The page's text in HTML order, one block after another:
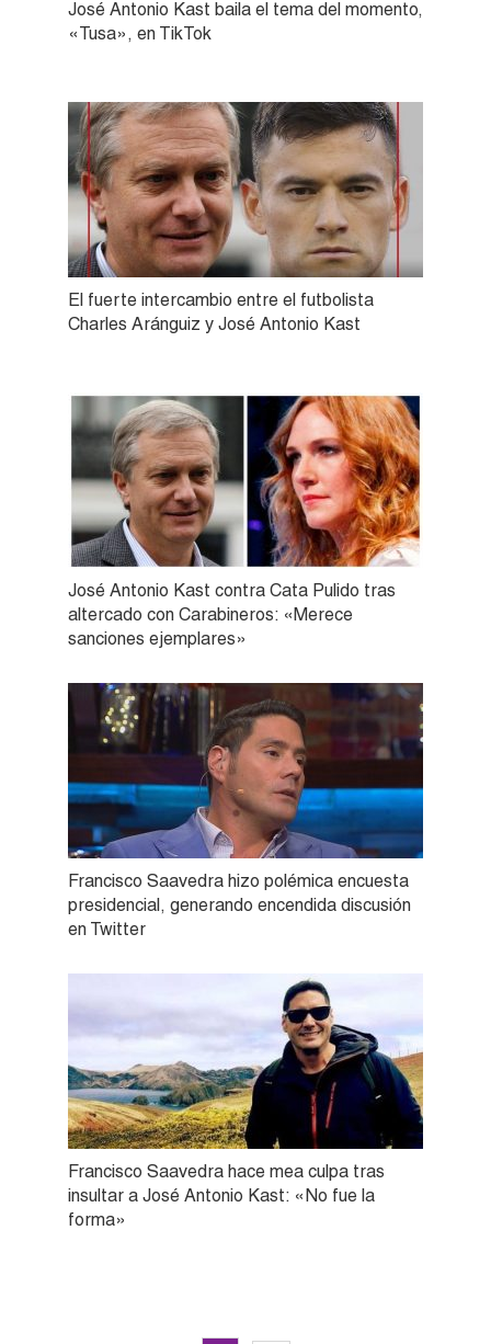
José Antonio Kast baila el tema del momento,
«Tusa», en TikTok
El fuerte intercambio entre el futbolista
Charles Aránguiz y José Antonio Kast
José Antonio Kast contra Cata Pulido tras
altercado con Carabineros: «Merece
sanciones ejemplares»
Francisco Saavedra hizo polémica encuesta
presidencial, generando encendida discusión
en Twitter
Francisco Saavedra hace mea culpa tras
insultar a José Antonio Kast: «No fue la
forma»